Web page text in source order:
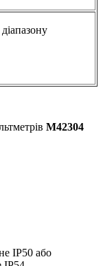
М42304
IP50 або